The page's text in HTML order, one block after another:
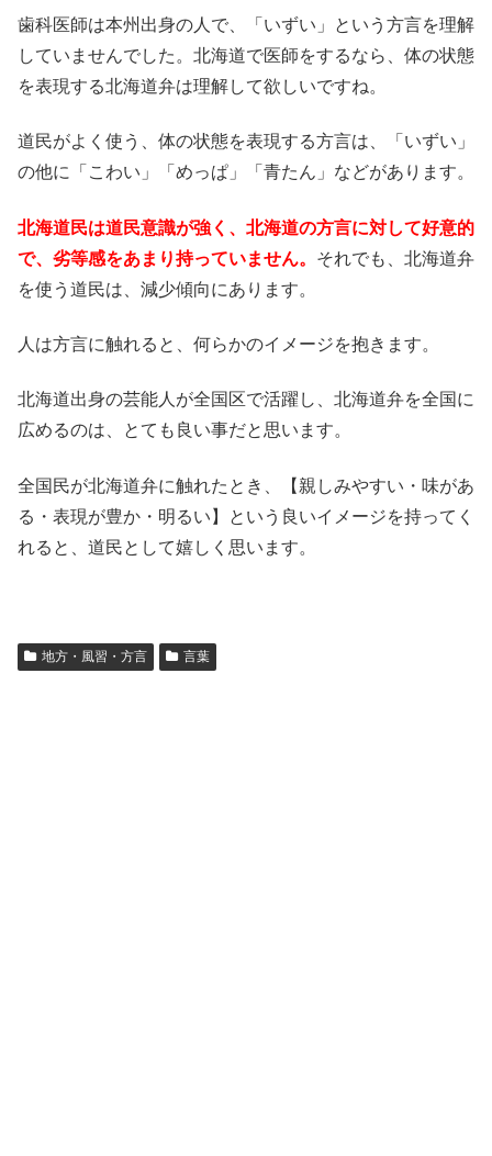
歯科医師は本州出身の人で、「いずい」という方言を理解
していませんでした。北海道で医師をするなら、体の状態
を表現する北海道弁は理解して欲しいですね。
道民がよく使う、体の状態を表現する方言は、「いずい」
の他に「こわい」「めっぱ」「青たん」などがあります。
北海道民は道民意識が強く、北海道の方言に対して好意的
で、劣等感をあまり持っていません。 それでも、北海道弁
を使う道民は、減少傾向にあります。
人は方言に触れると、何らかのイメージを抱きます。
北海道出身の芸能人が全国区で活躍し、北海道弁を全国に
広めるのは、とても良い事だと思います。
全国民が北海道弁に触れたとき、【親しみやすい・味があ
る・表現が豊か・明るい】という良いイメージを持ってく
れると、道民として嬉しく思います。
地方・風習・方言 言葉